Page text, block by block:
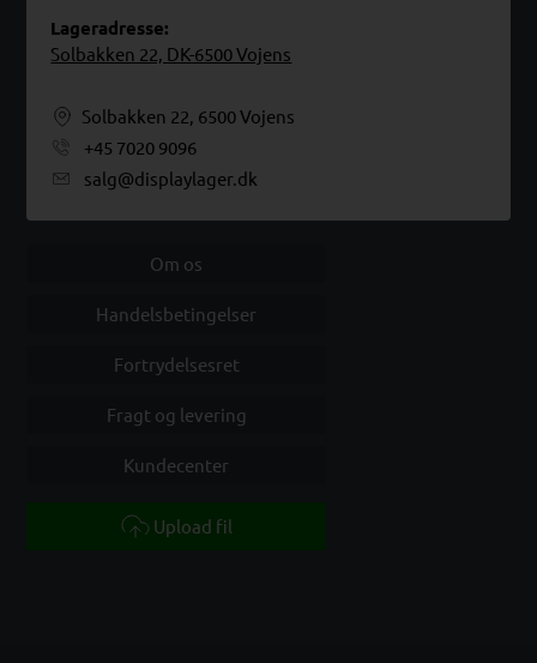
Lageradresse:
Solbakken 22, DK-6500 Vojens
Solbakken 22, 6500 Vojens
+45 7020 9096
salg@displaylager.dk
Om os
Handelsbetingelser
Fortrydelsesret
Fragt og levering
Kundecenter
Upload fil